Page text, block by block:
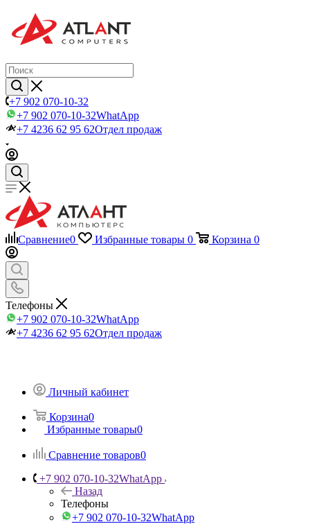
+7 902 070-10-32
+7 902 070-10-32WhatApp
+7 4236 62 95 62Отдел продаж
Сравнение0 Избранные товары 0 Корзина 0
Телефоны
+7 902 070-10-32WhatApp
+7 4236 62 95 62Отдел продаж
Личный кабинет
Корзина0
Избранные товары0
Сравнение товаров0
+7 902 070-10-32WhatApp
Назад
Телефоны
+7 902 070-10-32WhatApp